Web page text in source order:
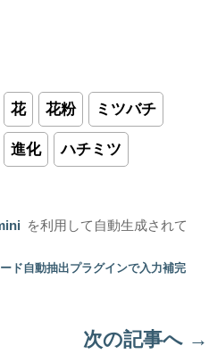
花 花粉 ミツバチ
進化 ハチミツ
を利用して自動生成されて
ド自動抽出プラグインで入力補完
次の記事へ →